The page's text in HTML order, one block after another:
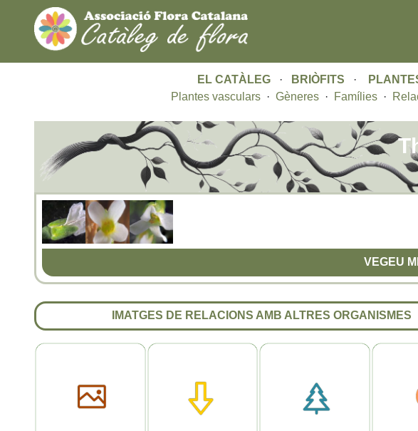
EL CATÀLEG· BRIÒFITS ·
Plantes vasculars · Gèneres · Famílies ·
VEGEU
IMATGES DE RELACIONS AMB ALTRES ORGANISMES